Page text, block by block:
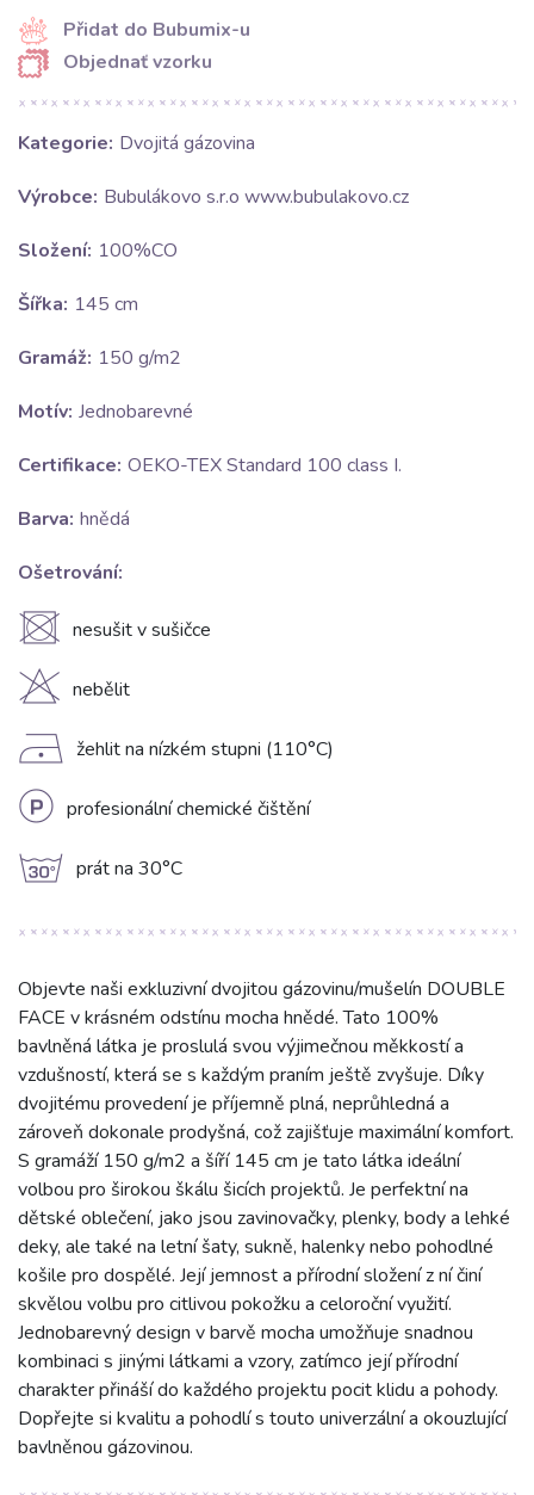
Přidat do Bubumix-u
Objednať vzorku
Kategorie: Dvojitá gázovina
Výrobce: Bubulákovo s.r.o www.bubulakovo.cz
Složení: 100%CO
Šířka: 145 cm
Gramáž: 150 g/m2
Motív: Jednobarevné
Certifikace: OEKO-TEX Standard 100 class I.
Barva: hnědá
Ošetrování:
U nesušit v sušičce
H nebělit
D žehlit na nízkém stupni (110°C)
L profesionální chemické čištění
g prát na 30°C
Objevte naši exkluzivní dvojitou gázovinu/mušelín DOUBLE
FACE v krásném odstínu mocha hnědé. Tato 100%
bavlněná látka je proslulá svou výjimečnou měkkostí a
vzdušností, která se s každým praním ještě zvyšuje. Díky
dvojitému provedení je příjemně plná, neprůhledná a
zároveň dokonale prodyšná, což zajišťuje maximální komfort.
S gramáží 150 g/m2 a šíří 145 cm je tato látka ideální
volbou pro širokou škálu šicích projektů. Je perfektní na
dětské oblečení, jako jsou zavinovačky, plenky, body a lehké
deky, ale také na letní šaty, sukně, halenky nebo pohodlné
košile pro dospělé. Její jemnost a přírodní složení z ní činí
skvělou volbu pro citlivou pokožku a celoroční využití.
Jednobarevný design v barvě mocha umožňuje snadnou
kombinaci s jinými látkami a vzory, zatímco její přírodní
charakter přináší do každého projektu pocit klidu a pohody.
Dopřejte si kvalitu a pohodlí s touto univerzální a okouzlující
bavlněnou gázovinou.